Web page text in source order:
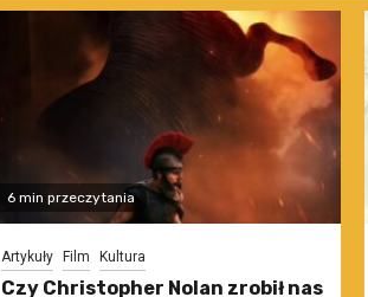
6 min przeczytania
Artykuły Film Kultura
Czy Christopher Nolan zrobił nas